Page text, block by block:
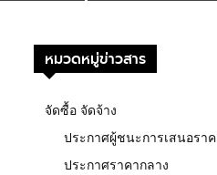
หมวดหมู่ข่าวสาร
จัดซื้อ จัดจ้าง
ประกาศผู้ชนะการเสนอรา
ประกาศราคากลาง